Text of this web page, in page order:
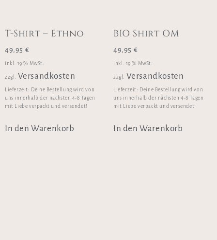
T-Shirt – Ethno
49,95 €
inkl. 19 % MwSt.
zzgl. Versandkosten
Lieferzeit: Deine Bestellung wird von
uns innerhalb der nächsten 4-8 Tagen
mit Liebe verpackt und versendet!
In den Warenkorb
BIO Shirt OM
49,95 €
inkl. 19 % MwSt.
zzgl. Versandkosten
Lieferzeit: Deine Bestellung wird von
uns innerhalb der nächsten 4-8 Tagen
mit Liebe verpackt und versendet!
In den Warenkorb